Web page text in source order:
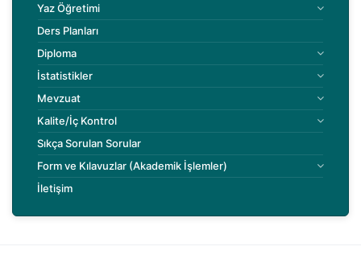
Yaz Öğretimi
Ders Planları
Diploma
İstatistikler
Mevzuat
Kalite/İç Kontrol
Sıkça Sorulan Sorular
Form ve Kılavuzlar (Akademik İşlemler)
İletişim